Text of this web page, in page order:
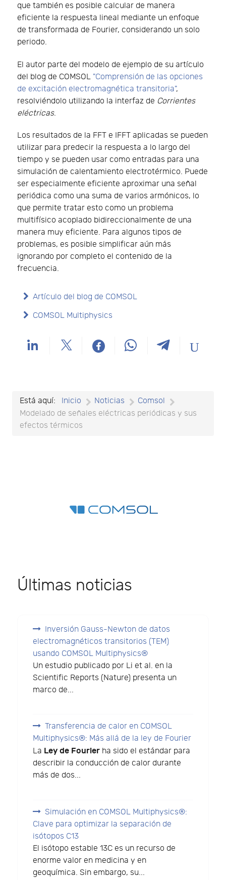
que también es posible calcular de manera
eficiente la respuesta lineal mediante un enfoque
de transformada de Fourier, considerando un solo
periodo.
El autor parte del modelo de ejemplo de su artículo
del blog de COMSOL "Comprensión de las opciones
de excitación electromagnética transitoria",
resolviéndolo utilizando la interfaz de Corrientes
eléctricas.
Los resultados de la FFT e IFFT aplicadas se pueden
utilizar para predecir la respuesta a lo largo del
tiempo y se pueden usar como entradas para una
simulación de calentamiento electrotérmico. Puede
ser especialmente eficiente aproximar una señal
periódica como una suma de varios armónicos, lo
que permite tratar esto como un problema
multifísico acoplado bidireccionalmente de una
manera muy eficiente. Para algunos tipos de
problemas, es posible simplificar aún más
ignorando por completo el contenido de la
frecuencia.
Artículo del blog de COMSOL
COMSOL Multiphysics
Está aquí: Inicio Noticias
Comsol
Modelado de señales eléctricas periódicas y sus
efectos térmicos
Últimas noticias
Inversión Gauss-Newton de datos
electromagnéticos transitorios (TEM)
usando COMSOL Multiphysics®
Un estudio publicado por Li et al. en la
Scientific Reports (Nature) presenta un
marco de...
Transferencia de calor en COMSOL
Multiphysics®: Más allá de la ley de Fourier
La Ley de Fourier ha sido el estándar para
describir la conducción de calor durante
más de dos...
Simulación en COMSOL Multiphysics®:
Clave para optimizar la separación de
isótopos C13
El isótopo estable 13C es un recurso de
enorme valor en medicina y en
geoquímica. Sin embargo, su...